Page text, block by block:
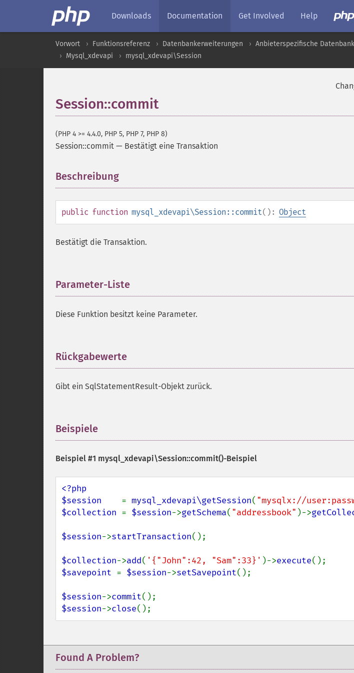
Downloads Documentation Get Involved Help
Vorwort Funktionsreferenz Datenbankerweiterungen Anbieterspezifische
Mysql_xdevapi
mysql_xdevapi\Session
Session::commit
(PHP 4 >= 4.4.0, PHP 5, PHP 7, PHP 8)
Session::commit — Bestätigt eine Transaktion
Beschreibung
public function mysql_xdevapi\Session::commit(): Object
Bestätigt die Transaktion.
Parameter-Liste
Diese Funktion besitzt keine Parameter.
Rückgabewerte
Gibt ein SqlStatementResult-Objekt zurück.
Beispiele
Beispiel #1 mysql_xdevapi\Session::commit()-Beispiel
<?php
$session = mysql_xdevapi\getSession( "mysqlx://
$collection = $session->getSchema( "addressbook" )->
$session->startTransaction();
$collection->add( '{"John":42, "Sam":33}' )->execute
$savepoint = $session->setSavepoint();
$session->commit
$session->close();
Found A Problem?